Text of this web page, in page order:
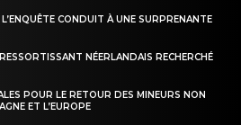
le1.ma
CONDUIT À UNE SURPRENANTE
NÉERLANDAIS RECHERCHÉ
POUR LE RETOUR DES MINEURS NON
ET L’EUROPE